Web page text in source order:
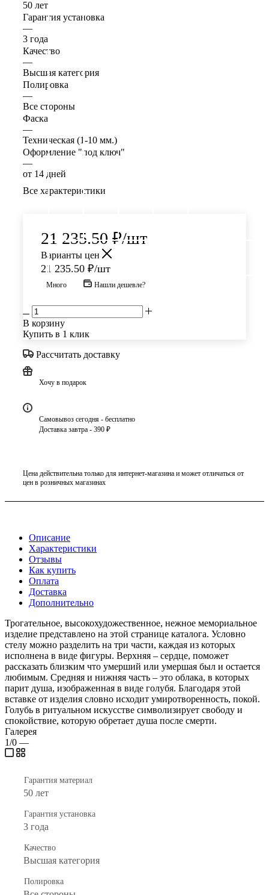
50 лет
Гарантия установка
—
3 года
Качество
—
Высшая категория
Полировка
—
Все стороны
Фаска
—
Техническая (1-10 мм.)
Оформление "под ключ"
—
от 14 дней
Все характеристики
21 235.50 ₽/шт
Варианты цен
21 235.50 ₽/шт
Много Нашли дешевле?
В корзину
Купить в 1 клик
Рассчитать доставку
Хочу в подарок
Самовывоз сегодня - бесплатно
Доставка завтра - 390 ₽
Цена действительна только для интернет-магазина и может отличаться от
цен в розничных магазинах
Описание
Характеристики
Отзывы
Как купить
Оплата
Доставка
Дополнительно
Трогательное, высокохудожественное, нежное мемориальное
изделие представлено на этой странице каталога. Условно
стелу можно разделить на три части, каждая из которых
исполнена в виде фигуры. Верхняя – сердце, поможет
рассказать близким что умерший или умершая был и остается
любимым. Средняя и нижняя часть – это облака, в которых
парит душа, изображенная в виде голубя. Благодаря этой
вставке от изделия словно исходит умиротворенность, покой.
Голубь в ритуальном искусстве символизирует свободу и
спокойствие, которую обретает душа после смерти.
Галерея
1/0 —
Гарантия материал
50 лет
Гарантия установка
3 года
Качество
Высшая категория
Полировка